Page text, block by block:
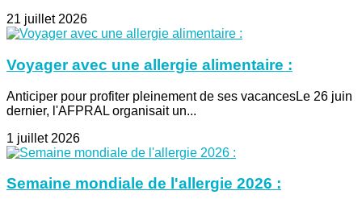
21 juillet 2026
Voyager avec une allergie alimentaire :
Anticiper pour profiter pleinement de ses vacancesLe 26 juin
dernier, l'AFPRAL organisait un...
1 juillet 2026
Semaine mondiale de l'allergie 2026 :